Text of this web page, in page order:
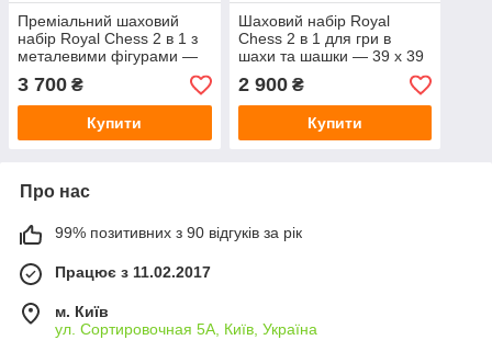
Преміальний шаховий
набір Royal Chess 2 в 1 з
металевими фігурами —
39 x 39 см
3 700 ₴
Купити
Шаховий набір Royal
Chess 2 в 1 для гри в
шахи та шашки — 39 x 39
см
2 900₴
Купити
Про нас
99% позитивних з 90 відгуків за рік
Працює з 11.02.2017
м. Київ
ул. Сортировочная 5А, Київ, Україна